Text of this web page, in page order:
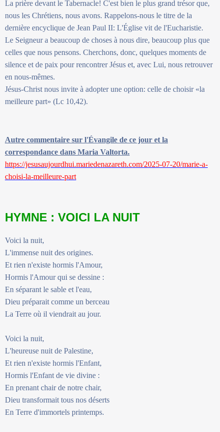
La prière devant le Tabernacle! C'est bien le plus grand trésor que,
nous les Chrétiens, nous avons. Rappelons-nous le titre de la
dernière encyclique de Jean Paul II: L'Église vit de l'Eucharistie.
Le Seigneur a beaucoup de choses à nous dire, beaucoup plus que
celles que nous pensons. Cherchons, donc, quelques moments de
silence et de paix pour rencontrer Jésus et, avec Lui, nous retrouver
en nous-mêmes.
Jésus-Christ nous invite à adopter une option: celle de choisir «la
meilleure part» (Lc 10,42).
Autre commentaire sur l'Évangile de ce jour et la
correspondance dans Maria Valtorta.
https://jesusaujourdhui.mariedenazareth.com/2025-07-20/marie-a-
choisi-la-meilleure-part
HYMNE : VOICI LA NUIT
Voici la nuit,
L'immense nuit des origines.
Et rien n'existe hormis l'Amour,
Hormis l'Amour qui se dessine :
En séparant le sable et l'eau,
Dieu préparait comme un berceau
La Terre où il viendrait au jour.
Voici la nuit,
L'heureuse nuit de Palestine,
Et rien n'existe hormis l'Enfant,
Hormis l'Enfant de vie divine :
En prenant chair de notre chair,
Dieu transformait tous nos déserts
En Terre d'immortels printemps.